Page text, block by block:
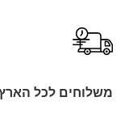
משלוחים לכל הארץ